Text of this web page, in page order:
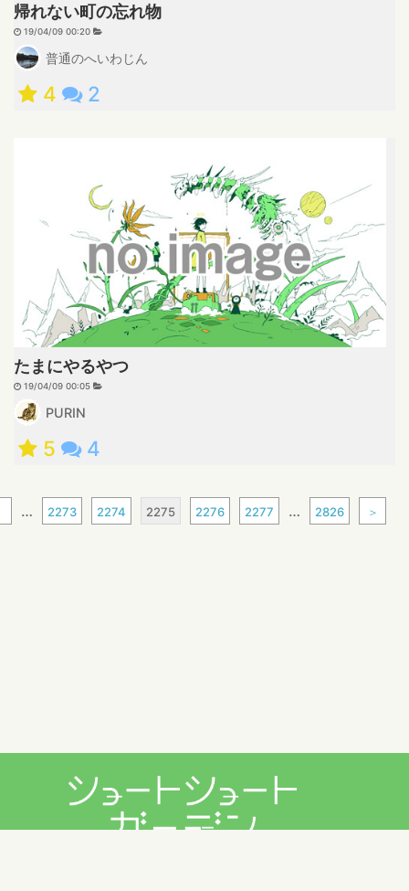
帰れない町の忘れ物
19/04/09 00:20
普通のへいわじん
4 2
たまにやるやつ
19/04/09 00:05
PURIN
5 4
… 2273 2274 2275 2276 2277 … 2826 ＞